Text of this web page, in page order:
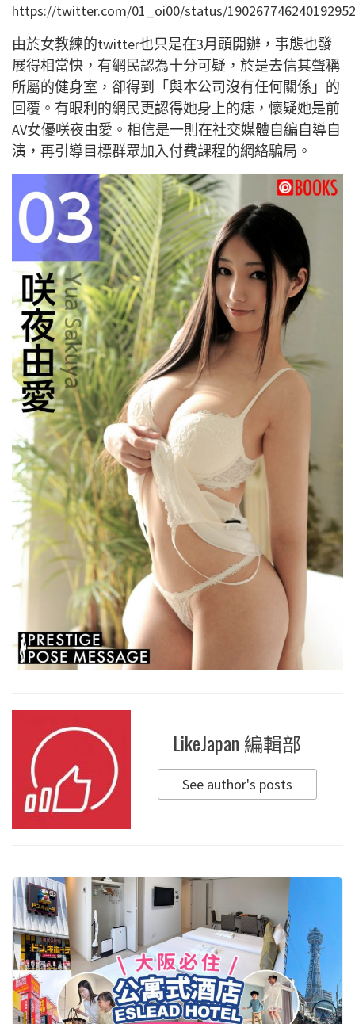
https://twitter.com/01_oi00/status/
由於女教練的twitter也只是在3月頭開辦，事態也發
展得相當快，有網民認為十分可疑，於是去信其聲稱
所屬的健身室，卻得到「與本公司沒有任何關係」的
回覆。有眼利的網民更認得她身上的痣，懷疑她是前
AV女優咲夜由愛。相信是一則在社交媒體自編自導自
演，再引導目標群眾加入付費課程的網絡騙局。
LikeJapan 編輯部
See author's posts